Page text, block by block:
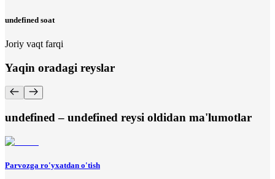
undefined soat
Joriy vaqt farqi
Yaqin oradagi reyslar
undefined – undefined reysi oldidan ma'lumotlar
Parvozga ro'yxatdan o'tish